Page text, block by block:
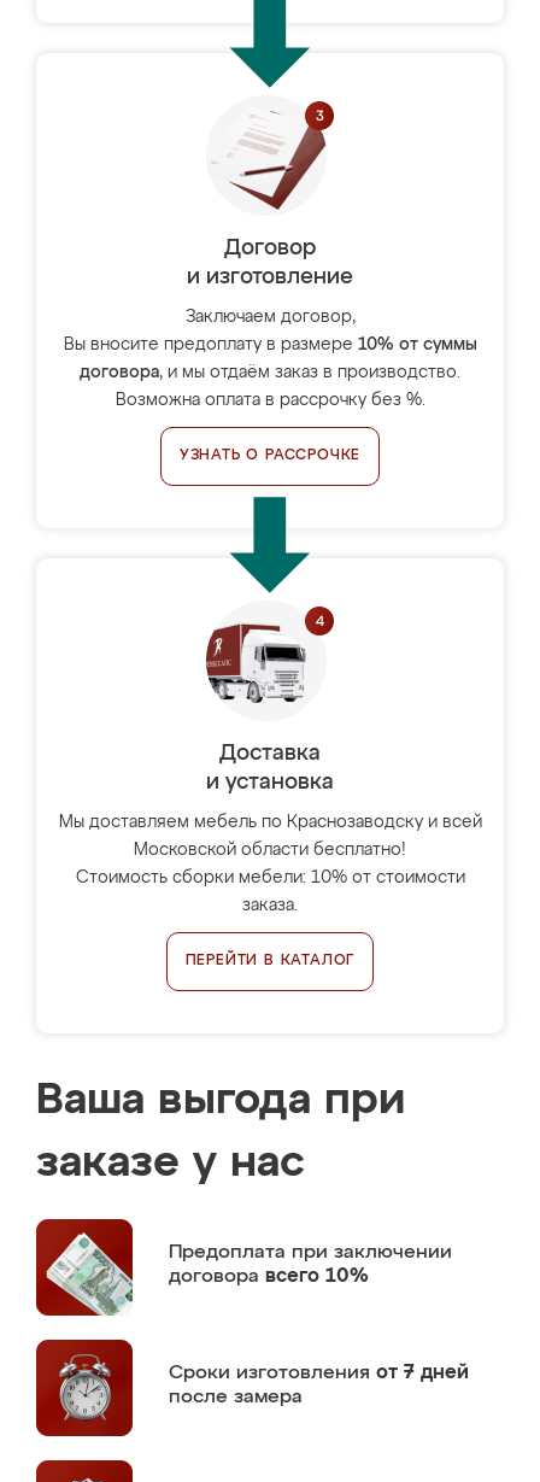
Договор
и изготовление
Заключаем договор,
Вы вносите предоплату в размере 10% от суммы
договора, и мы отдаём заказ в производство.
Возможна оплата в рассрочку без %.
УЗНАТЬ О РАССРОЧКЕ
Доставка
и установка
Мы доставляем мебель по Краснозаводску и всей
Московской области бесплатно!
Стоимость сборки мебели: 10% от стоимости
заказа.
ПЕРЕЙТИ В КАТАЛОГ
Ваша выгода при
заказе у нас
Предоплата при заключении
договора всего 10%
Сроки изготовления от 7 дней
после замера